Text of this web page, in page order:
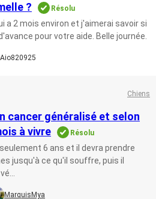
? Résolu
a 2 mois environ et j'aimerai savoir si
pour votre aide. Belle journée.
Aio820925
Chiens
cancer généralisé et selon
à vivre
Résolu
6 ans et il devra prendre
jusqu'à ce qu'il souffre, puis il
MarquisMya